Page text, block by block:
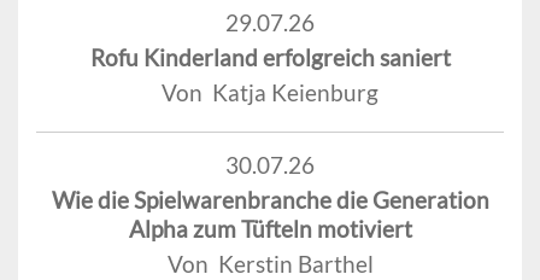
29.07.26
Rofu Kinderland erfolgreich saniert
Von Katja Keienburg
30.07.26
Wie die Spielwarenbranche die Generation
Alpha zum Tüfteln motiviert
Von Kerstin Barthel